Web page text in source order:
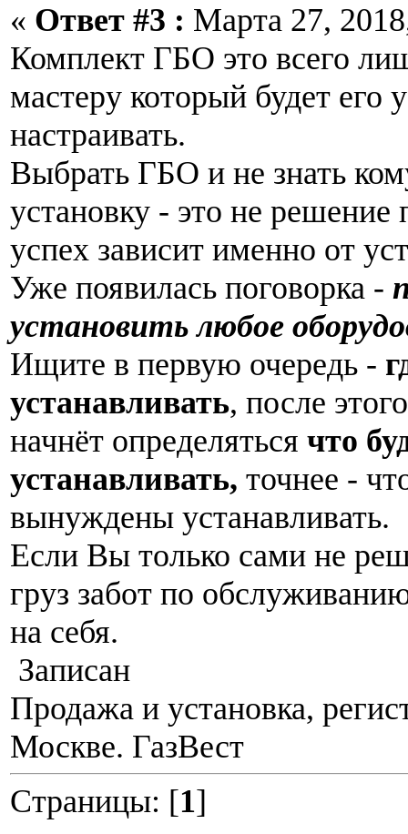
« Ответ #3 : Марта 27,
Комплект ГБО это всего
мастеру который будет его
настраивать.
Выбрать ГБО и не знать
установку - это не
успех зависит именно от
Уже появилась поговорка -
установить любое
Ищите в первую очередь -
устанавливать, после
начнёт определяться что
устанавливать, точнее -
вынуждены устанавливать.
Если Вы только сами не
груз забот по
на себя.
Записан
Продажа и установка,
Москве. ГазВест
Страницы: [1]